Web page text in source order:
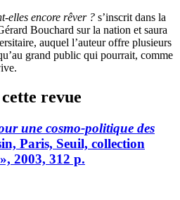
elles encore rêver ? s’inscrit dans la
Bouchard sur la nation et saura
auquel l’auteur offre plusieurs
grand public qui pourrait, comme
revue
une cosmo-politique des
Paris, Seuil, collection
2003, 312 p.